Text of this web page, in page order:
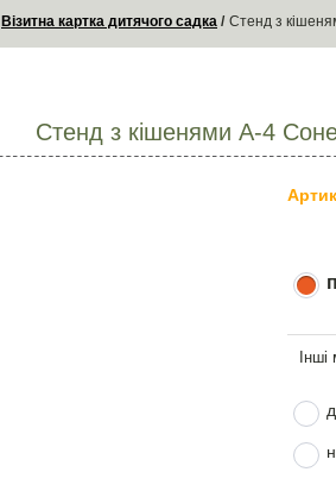
Візитна картка дитячого садка Стенд з
Стенд з кішенями А-4